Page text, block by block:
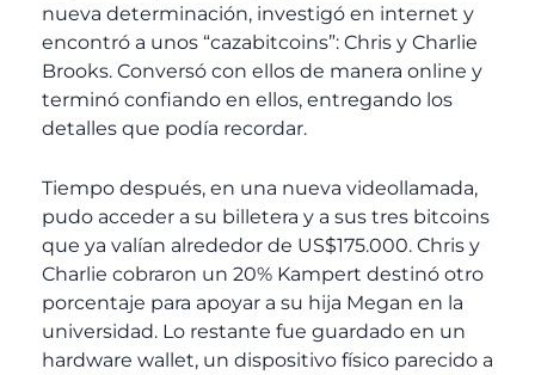
nueva determinación, investigó en internet y
encontró a unos “cazabitcoins”: Chris y Charlie
Brooks. Conversó con ellos de manera online y
terminó confiando en ellos, entregando los
detalles que podía recordar.
Tiempo después, en una nueva videollamada,
pudo acceder a su billetera y a sus tres bitcoins
que ya valían alrededor de US$175.000. Chris y
Charlie cobraron un 20% Kampert destinó otro
porcentaje para apoyar a su hija Megan en la
universidad. Lo restante fue guardado en un
hardware wallet, un dispositivo físico parecido a